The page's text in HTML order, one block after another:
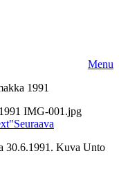
Menu
1991
Seuraava
30.6.1991. Kuva Unto